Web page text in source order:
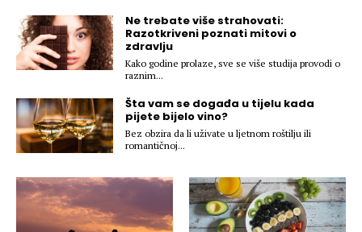
Ne trebate više strahovati:
Razotkriveni poznati mitovi o
zdravlju
Kako godine prolaze, sve se više studija provodi o
raznim...
Šta vam se događa u tijelu kada
pijete bijelo vino?
Bez obzira da li uživate u ljetnom roštilju ili
romantičnoj...